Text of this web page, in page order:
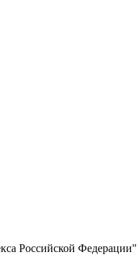
Российской Федерации"